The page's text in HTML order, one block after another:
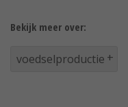
Bekijk meer over:
voedselproductie